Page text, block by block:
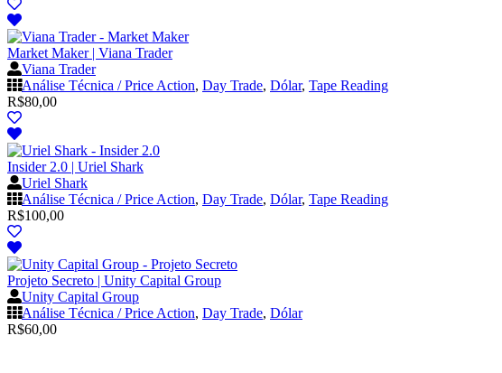
Market Maker | Viana Trader
Viana Trader
Análise Técnica / Price Action, Day Trade, Dólar, Tape Reading
R$80,00
Insider 2.0 | Uriel Shark
Uriel Shark
Análise Técnica / Price Action, Day Trade, Dólar, Tape Reading
R$100,00
Projeto Secreto | Unity Capital Group
Unity Capital Group
Análise Técnica / Price Action, Day Trade, Dólar
R$60,00